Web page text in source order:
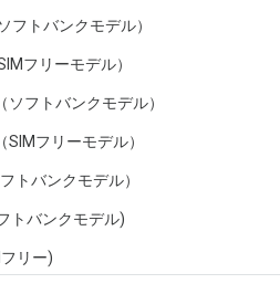
フトバンクモデル）
フリーモデル）
フトバンクモデル）
フリーモデル）
トバンクモデル）
トバンクモデル)
リー)